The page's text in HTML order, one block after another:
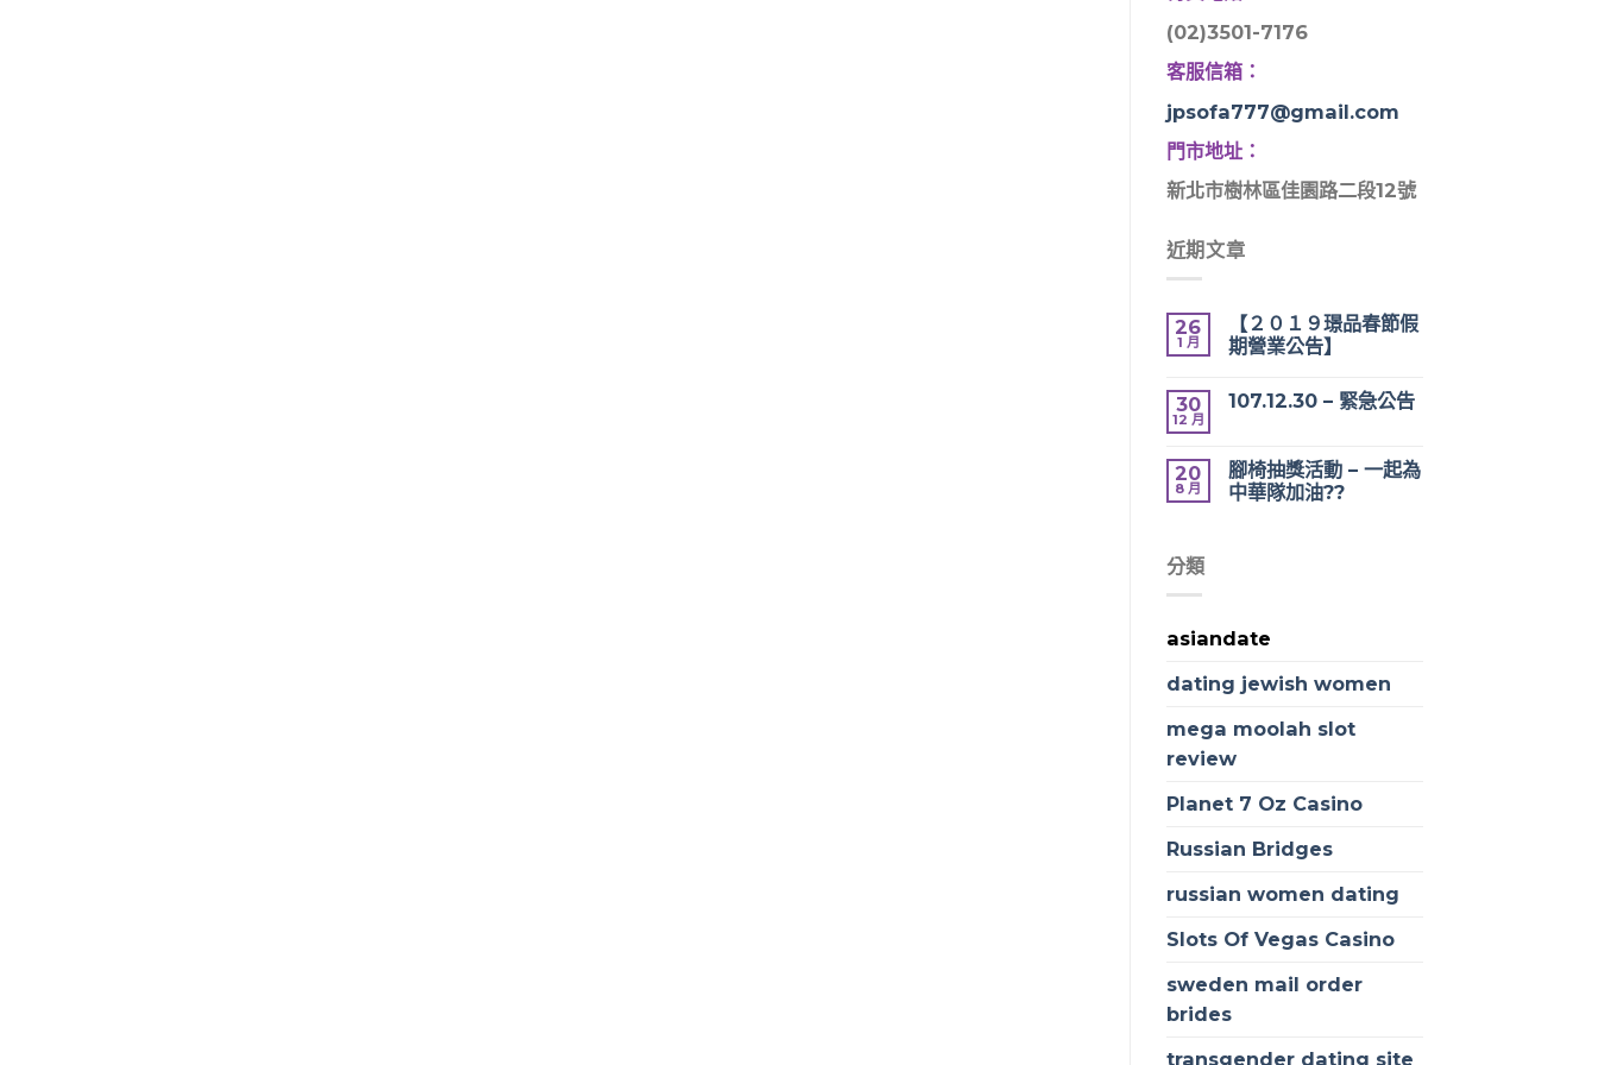
(02)3501-7176
客服信箱：
jpsofa777@gmail.com
門市地址：
新北市樹林區佳園路二段12號
近期文章
26
1 月
【２０１９璟品春節假
期營業公告】
30
12 月
107.12.30 – 緊急公告
20
8 月
腳椅抽獎活動 – 一起為
中華隊加油??
分類
asiandate
dating jewish women
mega moolah slot
review
Planet 7 Oz Casino
Russian Bridges
russian women dating
Slots Of Vegas Casino
sweden mail order
brides
transgender dating site